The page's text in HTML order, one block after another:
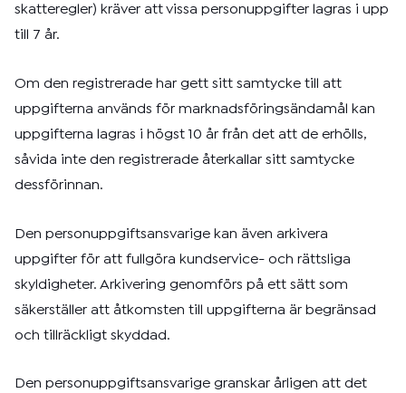
skatteregler) kräver att vissa personuppgifter lagras i upp
till 7 år.
Om den registrerade har gett sitt samtycke till att
uppgifterna används för marknadsföringsändamål kan
uppgifterna lagras i högst 10 år från det att de erhölls,
såvida inte den registrerade återkallar sitt samtycke
dessförinnan.
Den personuppgiftsansvarige kan även arkivera
uppgifter för att fullgöra kundservice- och rättsliga
skyldigheter. Arkivering genomförs på ett sätt som
säkerställer att åtkomsten till uppgifterna är begränsad
och tillräckligt skyddad.
Den personuppgiftsansvarige granskar årligen att det